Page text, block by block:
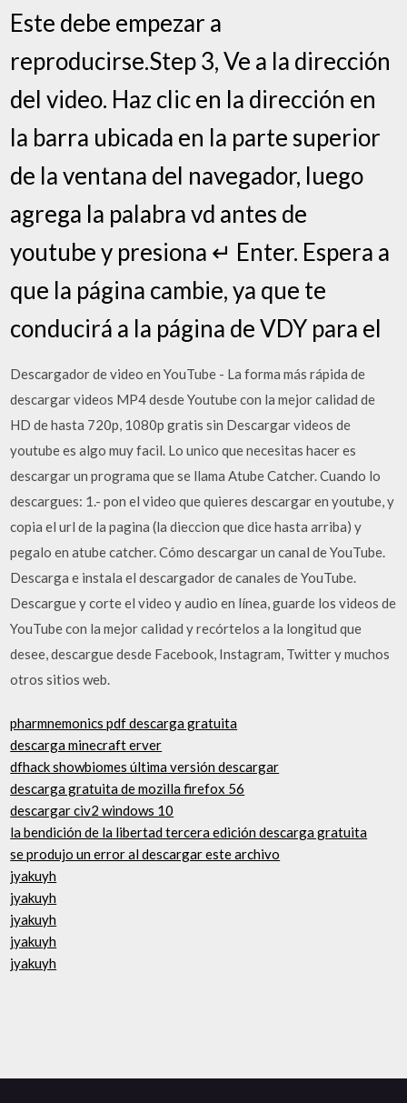
Este debe empezar a
reproducirse.Step 3, Ve a la dirección
del video. Haz clic en la dirección en
la barra ubicada en la parte superior
de la ventana del navegador, luego
agrega la palabra vd antes de
youtube y presiona ↵ Enter. Espera a
que la página cambie, ya que te
conducirá a la página de VDY para el
Descargador de video en YouTube - La forma más rápida de
descargar videos MP4 desde Youtube con la mejor calidad de
HD de hasta 720p, 1080p gratis sin Descargar videos de
youtube es algo muy facil. Lo unico que necesitas hacer es
descargar un programa que se llama Atube Catcher. Cuando lo
descargues: 1.- pon el video que quieres descargar en youtube, y
copia el url de la pagina (la dieccion que dice hasta arriba) y
pegalo en atube catcher. Cómo descargar un canal de YouTube.
Descarga e instala el descargador de canales de YouTube.
Descargue y corte el video y audio en línea, guarde los videos de
YouTube con la mejor calidad y recórtelos a la longitud que
desee, descargue desde Facebook, Instagram, Twitter y muchos
otros sitios web.
pharmnemonics pdf descarga gratuita
descarga minecraft erver
dfhack showbiomes última versión descargar
descarga gratuita de mozilla firefox 56
descargar civ2 windows 10
la bendición de la libertad tercera edición descarga gratuita
se produjo un error al descargar este archivo
jyakuyh
jyakuyh
jyakuyh
jyakuyh
jyakuyh